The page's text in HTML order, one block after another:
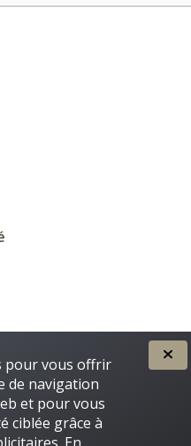
VOUS PAR
pour vous offrir
de navigation
et pour vous
ciblée grâce à